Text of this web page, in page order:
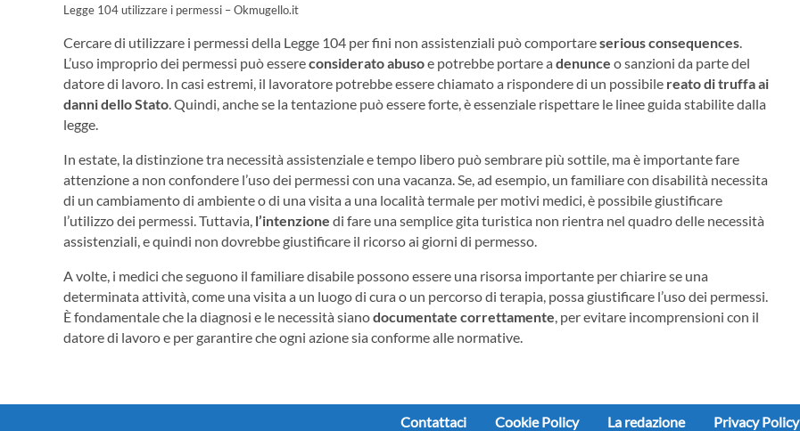
Legge 104 utilizzare i permessi – Okmugello.it
Cercare di utilizzare i permessi della Legge 104 per fini non assistenziali può comportareserious consequences.
L’uso improprio dei permessi può essereconsiderato abusoe potrebbe portare a denunce o sanzioni da parte del
datore di lavoro. In casi estremi, il lavoratore potrebbe essere chiamato a rispondere di un possibile reato di truffa ai
danni dello Stato. Quindi, anche se la tentazione può essere forte, è essenziale rispettare le linee guida stabilite dalla
legge.
In estate, la distinzione tra necessità assistenziale e tempo libero può sembrare più sottile, ma è importante fare
attenzione a non confondere l’uso dei permessi con una vacanza. Se, ad esempio, un familiare con disabilità necessita
di un cambiamento di ambiente o di una visita a una località termale per motivi medici, è possibile giustificare
l’utilizzo dei permessi. Tuttavia, l’intenzione di fare una semplice gita turistica non rientra nel quadro delle necessità
assistenziali, e quindi non dovrebbe giustificare il ricorso ai giorni di permesso.
A volte, i medici che seguono il familiare disabile possono essere una risorsa importante per chiarire se una
determinata attività, come una visita a un luogo di cura o un percorso di terapia, possa giustificare l’uso dei permessi.
È fondamentale che la diagnosi e le necessità sianodocumentate correttamente, per evitare incomprensioni con il
datore di lavoro e per garantire che ogni azione sia conforme alle normative.
Contattaci Cookie Policy La redazione Privacy Policy